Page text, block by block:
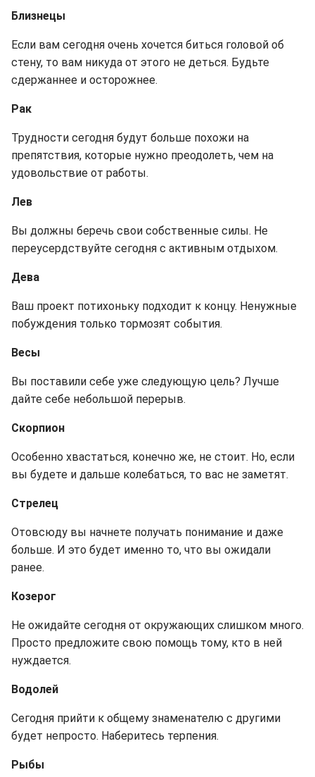
Близнецы
Если вам сегодня очень хочется биться головой об
стену, то вам никуда от этого не деться. Будьте
сдержаннее и осторожнее.
Рак
Трудности сегодня будут больше похожи на
препятствия, которые нужно преодолеть, чем на
удовольствие от работы.
Лев
Вы должны беречь свои собственные силы. Не
переусердствуйте сегодня с активным отдыхом.
Дева
Ваш проект потихоньку подходит к концу. Ненужные
побуждения только тормозят события.
Весы
Вы поставили себе уже следующую цель? Лучше
дайте себе небольшой перерыв.
Скорпион
Особенно хвастаться, конечно же, не стоит. Но, если
вы будете и дальше колебаться, то вас не заметят.
Стрелец
Отовсюду вы начнете получать понимание и даже
больше. И это будет именно то, что вы ожидали
ранее.
Козерог
Не ожидайте сегодня от окружающих слишком много.
Просто предложите свою помощь тому, кто в ней
нуждается.
Водолей
Сегодня прийти к общему знаменателю с другими
будет непросто. Наберитесь терпения.
Рыбы